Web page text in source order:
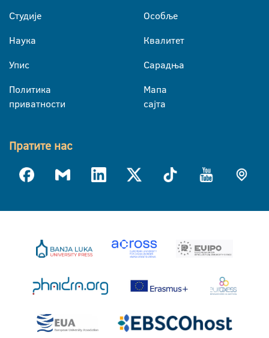
Студије
Наука
Упис
Политика
приватности
Особље
Квалитет
Сарадња
Мапа
сајта
Пратите нас